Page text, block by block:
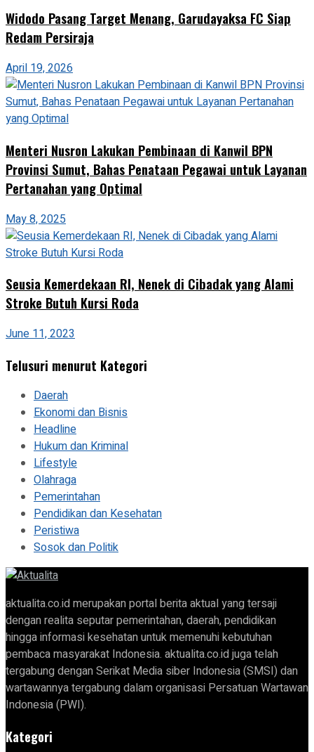
Widodo Pasang Target Menang, Garudayaksa FC Siap
Redam Persiraja
April 19, 2026
Menteri Nusron Lakukan Pembinaan di Kanwil BPN
Provinsi Sumut, Bahas Penataan Pegawai untuk Layanan
Pertanahan yang Optimal
May 8, 2025
Seusia Kemerdekaan RI, Nenek di Cibadak yang Alami
Stroke Butuh Kursi Roda
June 11, 2023
Telusuri menurut Kategori
Daerah
Ekonomi dan Bisnis
Headline
Hukum dan Kriminal
Lifestyle
Olahraga
Pemerintahan
Pendidikan dan Kesehatan
Peristiwa
Sosok dan Politik
aktualita.co.id merupakan portal berita aktual yang tersaji
dengan realita seputar pemerintahan, daerah, pendidikan
hingga informasi kesehatan untuk memenuhi kebutuhan
pembaca masyarakat Indonesia. aktualita.co.id juga telah
tergabung dengan Serikat Media siber Indonesia (SMSI) dan
wartawannya tergabung dalam organisasi Persatuan Wartawan
Indonesia (PWI).
Kategori